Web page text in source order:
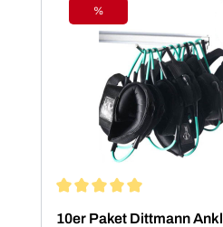
Rabatt
%
10er Paket Dittmann